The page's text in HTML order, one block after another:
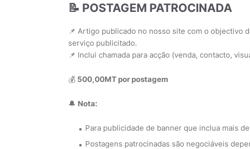
📝 POSTAGEM PATROCINADA
📌 Artigo publicado no nosso site com o objectivo
serviço publicitado.
📌 Inclui chamada para acção (venda, contacto,
💰 500,00MT por postagem
🔔 Nota:
Para publicidade de banner que inclua mais
Postagens patrocinadas são negociáveis